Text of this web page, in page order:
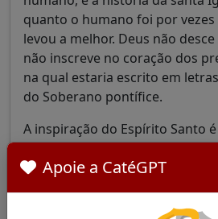
quanto o humano foi por
levou a melhor. Deus não desce
não inscreve no coração dos
na qual estaria escrito em
do Soberano pontífice.
A inspiração do Espírito Santo
Apóstolos, mas ele não é
deposita nenhuma cédula na
Doze. Os Apóstolos, bem
Apoie a CatéGPT